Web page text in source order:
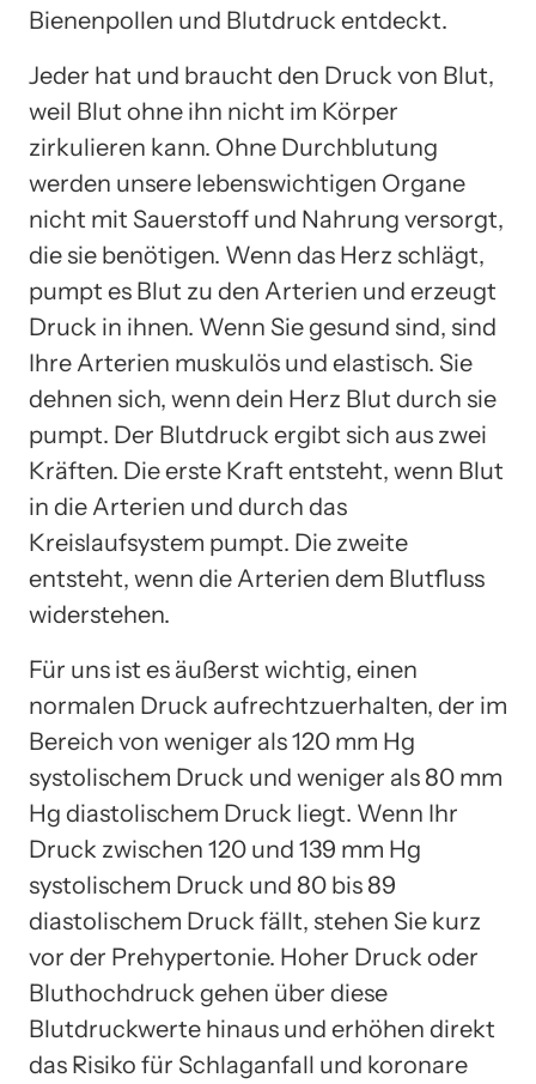
Bienenpollen und Blutdruck entdeckt.
Jeder hat und braucht den Druck von Blut,
weil Blut ohne ihn nicht im Körper
zirkulieren kann. Ohne Durchblutung
werden unsere lebenswichtigen Organe
nicht mit Sauerstoff und Nahrung versorgt,
die sie benötigen. Wenn das Herz schlägt,
pumpt es Blut zu den Arterien und erzeugt
Druck in ihnen. Wenn Sie gesund sind, sind
Ihre Arterien muskulös und elastisch. Sie
dehnen sich, wenn dein Herz Blut durch sie
pumpt. Der Blutdruck ergibt sich aus zwei
Kräften. Die erste Kraft entsteht, wenn Blut
in die Arterien und durch das
Kreislaufsystem pumpt. Die zweite
entsteht, wenn die Arterien dem Blutfluss
widerstehen.
Für uns ist es äußerst wichtig, einen
normalen Druck aufrechtzuerhalten, der im
Bereich von weniger als 120 mm Hg
systolischem Druck und weniger als 80 mm
Hg diastolischem Druck liegt. Wenn Ihr
Druck zwischen 120 und 139 mm Hg
systolischem Druck und 80 bis 89
diastolischem Druck fällt, stehen Sie kurz
vor der Prehypertonie. Hoher Druck oder
Bluthochdruck gehen über diese
Blutdruckwerte hinaus und erhöhen direkt
das Risiko für Schlaganfall und koronare